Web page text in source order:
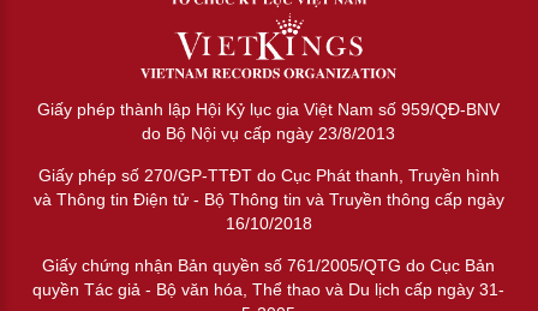
Giấy phép thành lập Hội Kỷ lục gia Việt Nam số 959/QĐ-BNV
do Bộ Nội vụ cấp ngày 23/8/2013
Giấy phép số 270/GP-TTĐT do Cục Phát thanh, Truyền hình
và Thông tin Điện tử - Bộ Thông tin và Truyền thông cấp ngày
16/10/2018
Giấy chứng nhận Bản quyền số 761/2005/QTG do Cục Bản
quyền Tác giả - Bộ văn hóa, Thể thao và Du lịch cấp ngày 31-